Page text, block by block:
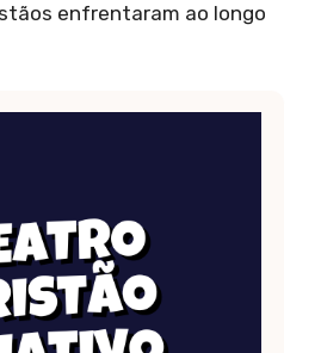
enfrentaram ao longo